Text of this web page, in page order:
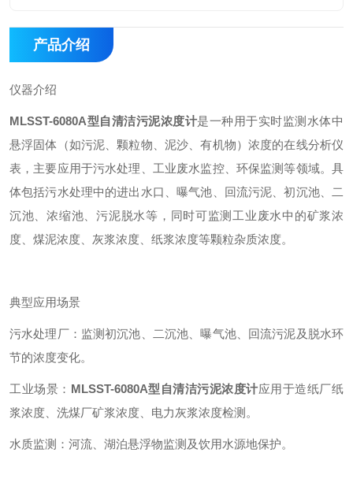
产品介绍
仪器介绍
MLSST-6080A型自清洁污泥浓度计是一种用于实时监测水体中
悬浮固体（如污泥、颗粒物、泥沙、有机物）浓度的在线分析仪
表，主要应用于污水处理、工业废水监控、环保监测等领域。具
体包括污水处理中的进出水口、曝气池、回流污泥、初沉池、二
沉池、浓缩池、污泥脱水等，同时可监测工业废水中的矿浆浓
度、煤泥浓度、灰浆浓度、纸浆浓度等颗粒杂质浓度。
典型应用场景
污水处理厂：监测初沉池、二沉池、曝气池、回流污泥及脱水环
节的浓度变化。
工业场景： MLSST-6080A型自清洁污泥浓度计应用于造纸厂纸
浆浓度、洗煤厂矿浆浓度、电力灰浆浓度检测。
水质监测：河流、湖泊悬浮物监测及饮用水源地保护。